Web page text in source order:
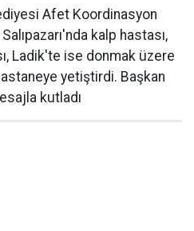
Afet Koordinasyon
kalp hastası,
Ladik'te ise donmak üzere
yetiştirdi. Başkan
kutladı